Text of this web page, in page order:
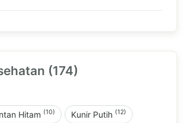
(174)
Hitam (10) Kunir Putih (12)